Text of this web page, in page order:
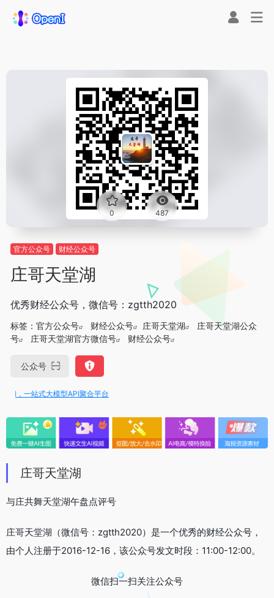
0 487
官方公众号 财经公众号
庄哥天堂湖
优秀财经公众号，微信号：zgtth2020
标签： 官方公众号 财经公众号 庄哥天堂湖
庄哥天堂湖公众
号
庄哥天堂湖官方微信号 财经公众号
公众号
一站式大模型API聚合平台
庄哥天堂湖
与庄共舞天堂湖午盘点评号
庄哥天堂湖（微信号：zgtth2020）是一个优秀的财经公众号，
由个人注册于2016-12-16，该公众号发文时段：11:00-12:00。
微信扫一扫关注公众号